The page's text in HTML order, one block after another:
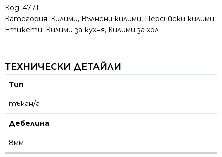
Код: 4771
Категория: Килими, Вълнени килими, Персийски килими
Етикети: Килими за кухня, Килими за хол
ТЕХНИЧЕСКИ ДЕТАЙЛИ
Тип
тъкан/а
Дебелина
8мм